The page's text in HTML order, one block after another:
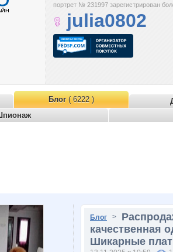
портрет № 231997 зарегистрирован
julia0802
Блог( 6222 )
Блог >
качественная
Шикарные